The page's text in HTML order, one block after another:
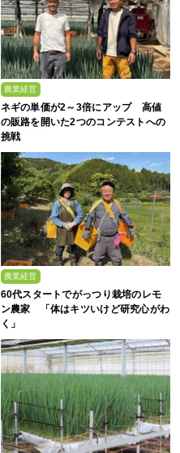
農業経営
ネギの単価が2～3倍にアップ 高値
の販路を開いた2つのコンテストへの
挑戦
農業経営
60代スタートでがっつり栽培のレモ
ン農家 「体はキツいけど研究心がわ
く」